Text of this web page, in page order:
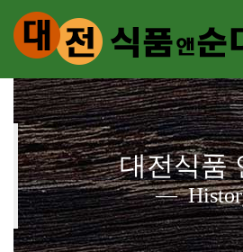
대전식품